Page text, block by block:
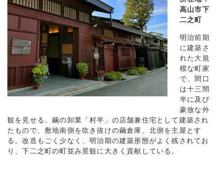
高山市下
二之町
明治前期
に建築さ
れた大規
模な町家
で、間口
は十三間
半に及び
豪放な外
観を見せる。繭の卸業「村半」の店舗兼住宅として建築され
たもので、敷地南側を吹き抜けの繭倉庫、北側を主屋とす
る。改造もごく少なく、明治期の建築形態がよく残されてお
り、下二之町の町並み景観に大きく貢献している。